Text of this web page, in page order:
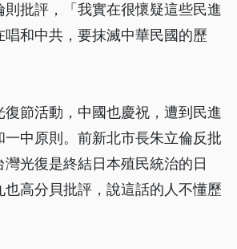
批評，「我實在很懷疑這些民進
和中共，要抹滅中華民國的歷
節活動，中國也慶祝，遭到民進
中原則。前新北市長朱立倫反批
灣光復是終結日本殖民統治的日
高分貝批評，說這話的人不懂歷